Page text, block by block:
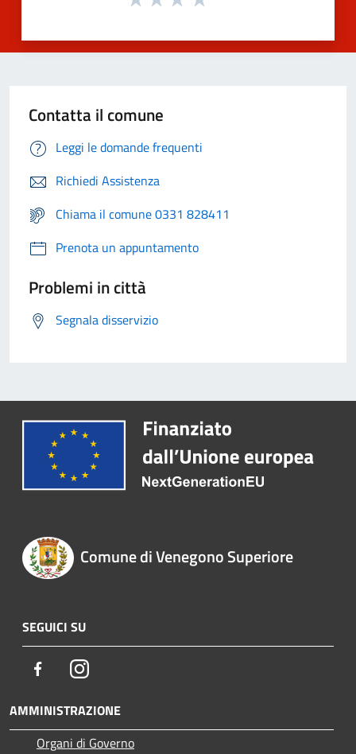
Contatta il comune
Leggi le domande frequenti
Richiedi Assistenza
Chiama il comune 0331 828411
Prenota un appuntamento
Problemi in città
Segnala disservizio
Comune di Venegono Superiore
SEGUICI SU
FacebookInstagram
AMMINISTRAZIONE
Organi di Governo